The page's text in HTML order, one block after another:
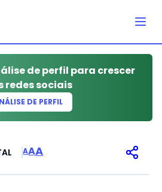
de perfil para crescer
redes sociais
DE PERFIL
AAA